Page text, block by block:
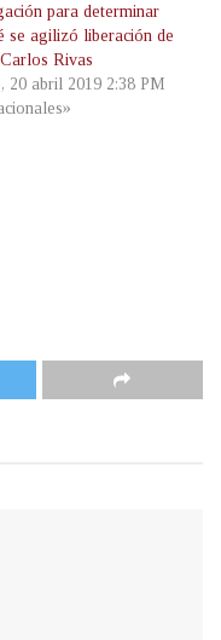
para determinar
se agilizó liberación de
Rivas
20 abril 2019 2:38 PM